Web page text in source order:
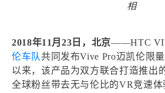
相
2018年11月23日，北京——HTC
伦车队共同发布Vive Pro迈凯伦限
以来，该产品为双方联合打造推出
全球粉丝带去无与伦比的VR竞速